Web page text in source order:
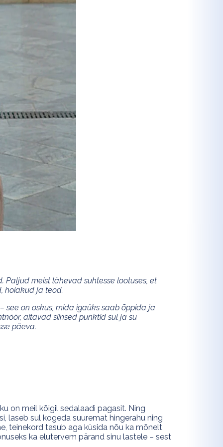
Paljud meist lähevad suhtesse lootuses, et
hoiakud ja teod.
see on oskus, mida igaüks saab õppida ja
aitavad siinsed punktid sul ja su
päeva.
on meil kõigil sedalaadi pagasit. Ning
laseb sul kogeda suuremat hingerahu ning
teinekord tasub aga küsida nõu ka mõnelt
ka elutervem pärand sinu lastele – sest